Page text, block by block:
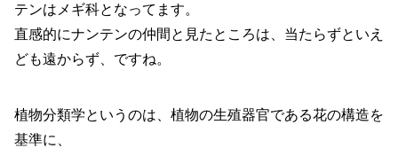
テンはメギ科となってます。
直感的にナンテンの仲間と見たところは、当たらずといえ
ども遠からず、ですね。
植物分類学というのは、植物の生殖器官である花の構造を
基準に、